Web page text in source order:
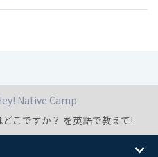
Native Camp
こですか？ を英語で教えて!